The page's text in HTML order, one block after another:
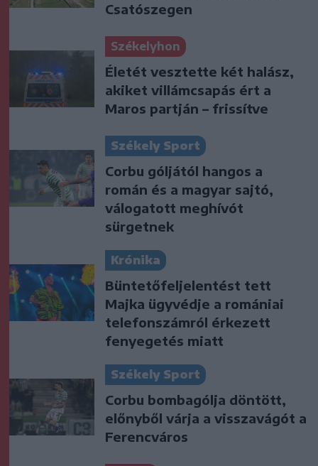
Csatószegen
Székelyhon
Életét vesztette két halász,
akiket villámcsapás ért a
Maros partján – frissítve
Székely Sport
Corbu góljától hangos a
román és a magyar sajtó,
válogatott meghívót
sürgetnek
Krónika
Büntetőfeljelentést tett
Majka ügyvédje a romániai
telefonszámról érkezett
fenyegetés miatt
Székely Sport
Corbu bombagólja döntött,
előnyből várja a visszavágót a
Ferencváros